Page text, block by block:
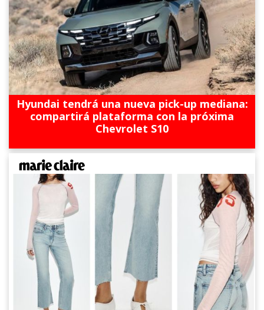
Hyundai tendrá una nueva pick-up mediana:
compartirá plataforma con la próxima
Chevrolet S10